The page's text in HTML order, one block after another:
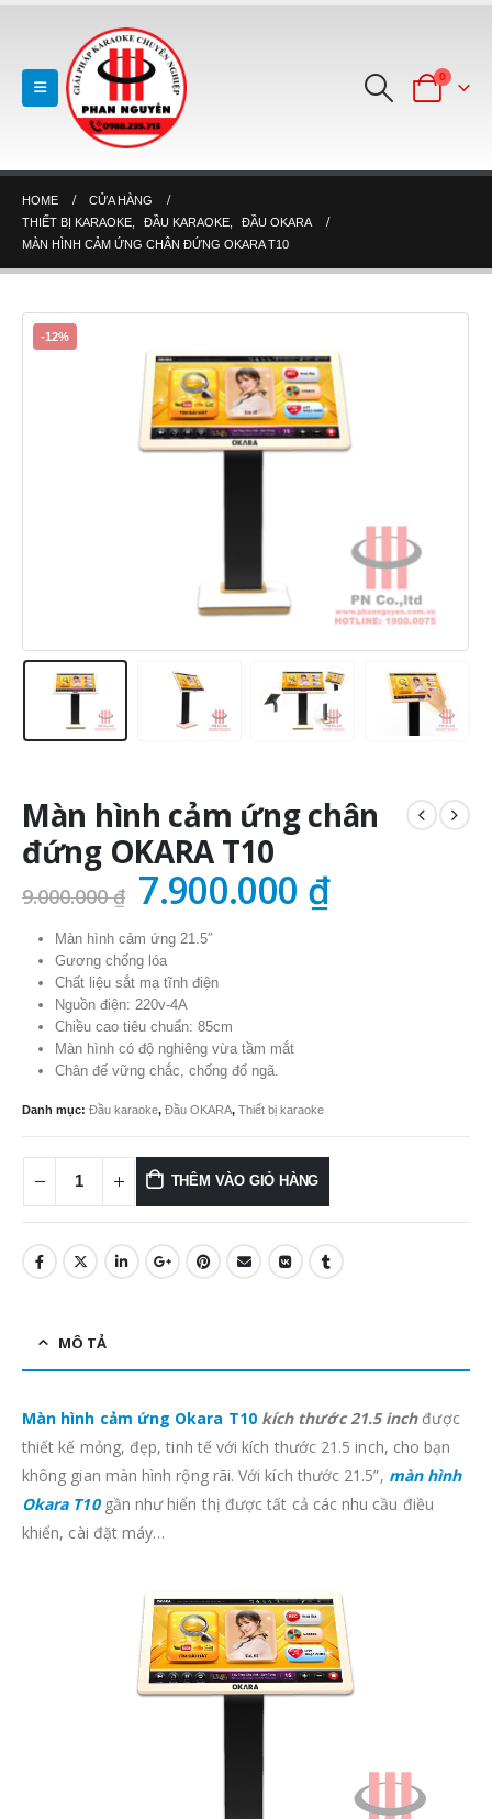
0
HOME
CỬA HÀNG
THIẾT BỊ KARAOKE
ĐẦU KARAOKE
ĐẦU OKARA
MÀN HÌNH CẢM ỨNG CHÂN ĐỨNG OKARA T10
-12%
Màn hình cảm ứng chân
đứng OKARA T10
9.000.000₫ Giá
gốc
là:
9.000.000 ₫.
7.900.000 ₫Giá
hiện
Màn hình cảm ứng 21.5″
Gương chống lóa
Chất liệu sắt mạ tĩnh điện
Nguồn điện: 220v-4A
Chiều cao tiêu chuẩn: 85cm
Màn hình có độ nghiêng vừa tầm mắt
Chân đế vững chắc, chống đổ ngã.
Danh mục: Đầu karaoke, Đầu OKARA, Thiết bị karaoke
THÊM VÀO GIỎ HÀNG
MÔ TẢ
Màn hình cảm ứng Okara T10 kích thước 21.5 inchđược
thiết kế mỏng, đẹp, tinh tế với kích thước 21.5 inch, cho bạn
không gian màn hình rộng rãi. Với kích thước 21.5”, màn hình
Okara T10gần như hiển thị được tất cả các nhu cầu điều
khiển, cài đặt máy…